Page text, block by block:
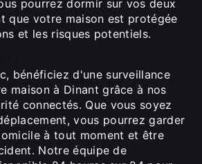
pourrez dormir sur vos deux
que votre maison est protégée
et les risques potentiels.
bénéficiez d'une surveillance
maison à Dinant grâce à nos
connectés. Que vous soyez
vous pourrez garder
à tout moment et être
Notre équipe de